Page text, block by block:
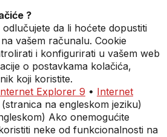
?
da li hoćete dopustiti
vašem računalu. Cookie
i konfigurirati u vašem web
o postavkama kolačića,
koji koristite.
Explorer 9 • Internet
(stranica na engleskom jeziku)
Ako onemogućite
neke od funkcionalnosti na